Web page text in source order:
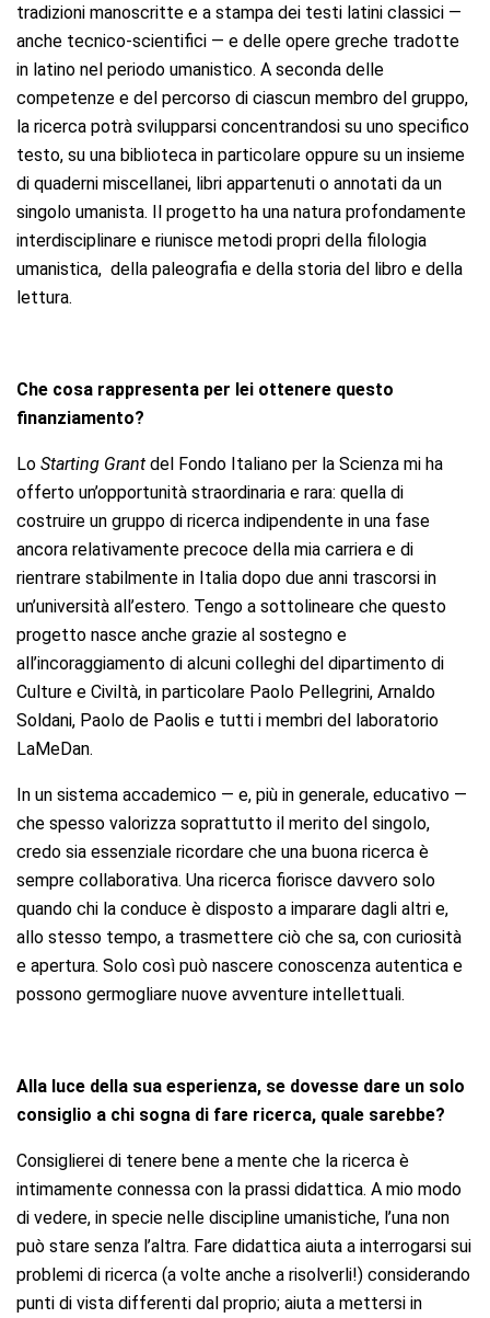
tradizioni manoscritte e a stampa dei testi latini classici —
anche tecnico-scientifici — e delle opere greche tradotte
in latino nel periodo umanistico. A seconda delle
competenze e del percorso di ciascun membro del gruppo,
la ricerca potrà svilupparsi concentrandosi su uno specifico
testo, su una biblioteca in particolare oppure su un insieme
di quaderni miscellanei, libri appartenuti o annotati da un
singolo umanista. Il progetto ha una natura profondamente
interdisciplinare e riunisce metodi propri della filologia
umanistica, della paleografia e della storia del libro e della
lettura.
Che cosa rappresenta per lei ottenere questo
finanziamento?
Lo Starting Grant del Fondo Italiano per la Scienza mi ha
offerto un’opportunità straordinaria e rara: quella di
costruire un gruppo di ricerca indipendente in una fase
ancora relativamente precoce della mia carriera e di
rientrare stabilmente in Italia dopo due anni trascorsi in
un’università all’estero. Tengo a sottolineare che questo
progetto nasce anche grazie al sostegno e
all’incoraggiamento di alcuni colleghi del dipartimento di
Culture e Civiltà, in particolare Paolo Pellegrini, Arnaldo
Soldani, Paolo de Paolis e tutti i membri del laboratorio
LaMeDan.
In un sistema accademico — e, più in generale, educativo —
che spesso valorizza soprattutto il merito del singolo,
credo sia essenziale ricordare che una buona ricerca è
sempre collaborativa. Una ricerca fiorisce davvero solo
quando chi la conduce è disposto a imparare dagli altri e,
allo stesso tempo, a trasmettere ciò che sa, con curiosità
e apertura. Solo così può nascere conoscenza autentica e
possono germogliare nuove avventure intellettuali.
Alla luce della sua esperienza, se dovesse dare un solo
consiglio a chi sogna di fare ricerca, quale sarebbe?
Consiglierei di tenere bene a mente che la ricerca è
intimamente connessa con la prassi didattica. A mio modo
di vedere, in specie nelle discipline umanistiche, l’una non
può stare senza l’altra. Fare didattica aiuta a interrogarsi sui
problemi di ricerca (a volte anche a risolverli!) considerando
punti di vista differenti dal proprio; aiuta a mettersi in